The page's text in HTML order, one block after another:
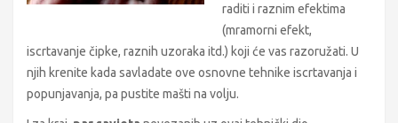
raditi i raznim efektima
(mramorni efekt,
iscrtavanje čipke, raznih uzoraka itd.) koji će vas razoružati. U
njih krenite kada savladate ove osnovne tehnike iscrtavanja i
popunjavanja, pa pustite mašti na volju.